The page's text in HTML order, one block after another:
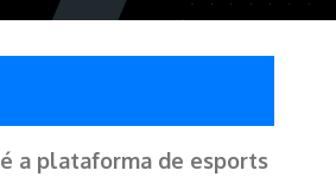
é a plataforma de esports